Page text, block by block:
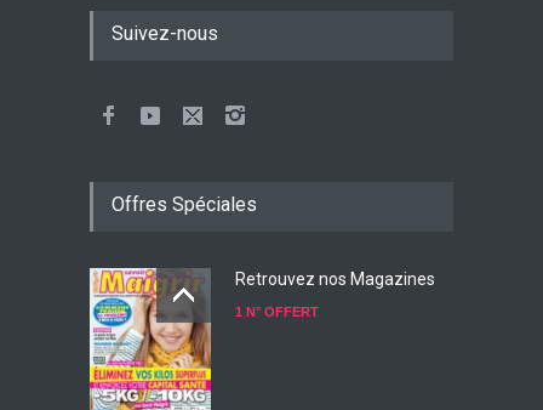
Suivez-nous
Offres Spéciales
Retrouvez nos Magazines
1 N° OFFERT